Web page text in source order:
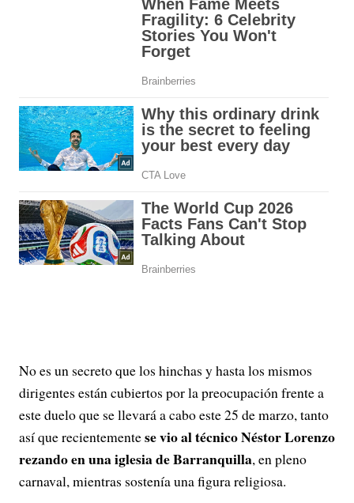
No es un secreto que los hinchas y hasta los mismos
dirigentes están cubiertos por la preocupación frente a
este duelo que se llevará a cabo este 25 de marzo, tanto
así que recientementese vio al técnico Néstor Lorenzo
rezando en una iglesia de Barranquilla, en pleno
carnaval, mientras sostenía una figura religiosa.